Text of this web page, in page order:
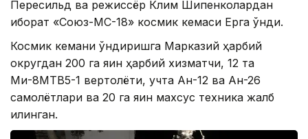
Пересильд ва режиссёр Клим Шипенколардан
иборат «Союз-МС-18» космик кемаси Ерга қўнди.
Космик кемани қўндиришга Марказий ҳарбий
округдан 200 га яқин ҳарбий хизматчи, 12 та
Ми-8МТВ5-1 вертолёти, учта Ан-12 ва Ан-26
самолётлари ва 20 га яқин махсус техника жалб
қилинган.